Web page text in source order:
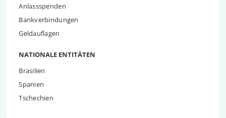
Anlassspenden
Bankverbindungen
Geldauflagen
NATIONALE ENTITÄTEN
Brasilien
Spanien
Tschechien